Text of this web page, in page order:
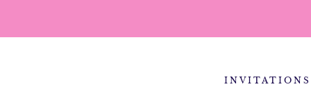
INVITATIONS